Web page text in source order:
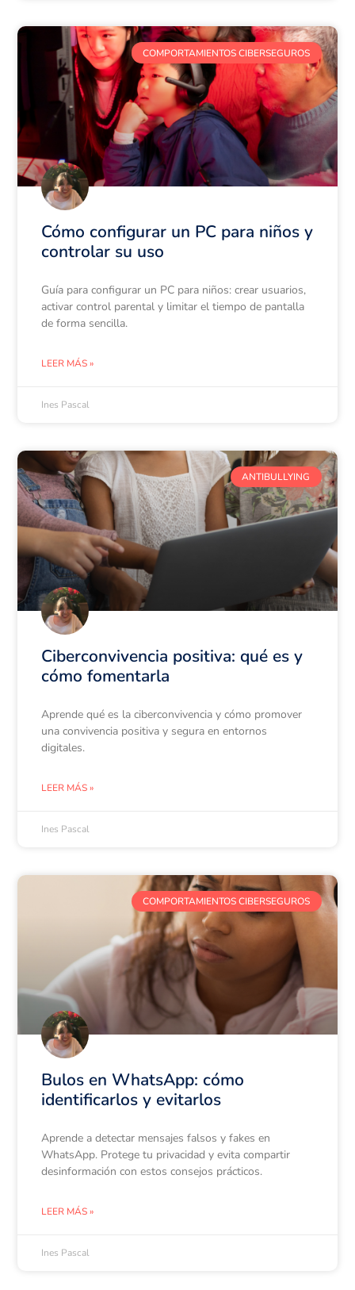
COMPORTAMIENTOS CIBERSEGUROS
Cómo configurar un PC para niños y
controlar su uso
Guía para configurar un PC para niños: crear usuarios,
activar control parental y limitar el tiempo de pantalla
de forma sencilla.
LEER MÁS »
Ines Pascal
ANTIBULLYING
Ciberconvivencia positiva: qué es y
cómo fomentarla
Aprende qué es la ciberconvivencia y cómo promover
una convivencia positiva y segura en entornos
digitales.
LEER MÁS »
Ines Pascal
COMPORTAMIENTOS CIBERSEGUROS
Bulos en WhatsApp: cómo
identificarlos y evitarlos
Aprende a detectar mensajes falsos y fakes en
WhatsApp. Protege tu privacidad y evita compartir
desinformación con estos consejos prácticos.
LEER MÁS »
Ines Pascal